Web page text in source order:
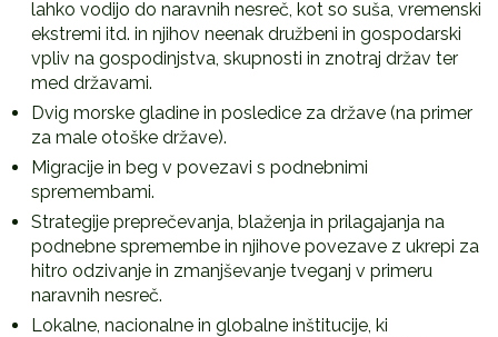
lahko vodijo do naravnih nesreč, kot so suša, vremenski
ekstremi itd. in njihov neenak družbeni in gospodarski
vpliv na gospodinjstva, skupnosti in znotraj držav ter
med državami.
Dvig morske gladine in posledice za države (na primer
za male otoške države).
Migracije in beg v povezavi s podnebnimi
spremembami.
Strategije preprečevanja, blaženja in prilagajanja na
podnebne spremembe in njihove povezave z ukrepi za
hitro odzivanje in zmanjševanje tveganj v primeru
naravnih nesreč.
Lokalne, nacionalne in globalne inštitucije, ki